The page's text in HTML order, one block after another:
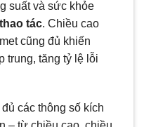
suất và sức khỏe
tác. Chiều cao
cũng đủ khiến
trung, tăng tỷ lệ lỗi
các thông số kích